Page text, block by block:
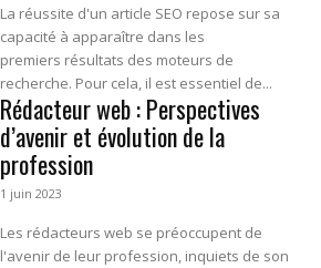
La réussite d'un article SEO repose sur sa
capacité à apparaître dans les
premiers résultats des moteurs de
recherche. Pour cela, il est essentiel de...
Rédacteur web : Perspectives
d’avenir et évolution de la
profession
1 juin 2023
Les rédacteurs web se préoccupent de
l'avenir de leur profession, inquiets de son